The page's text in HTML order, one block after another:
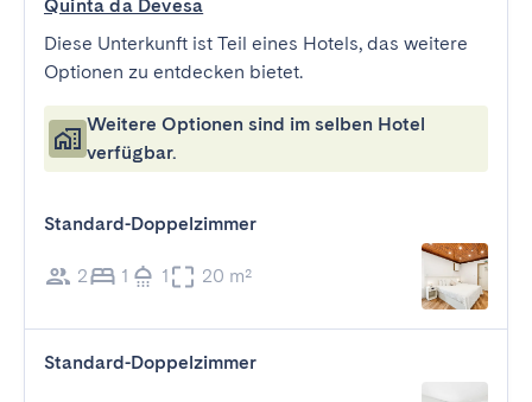
Quinta da Devesa
Diese Unterkunft ist Teil eines Hotels, das weitere
Optionen zu entdecken bietet.
Weitere Optionen sind im selben Hotel
verfügbar.
Standard-Doppelzimmer
2 1 1 20 m²
Standard-Doppelzimmer